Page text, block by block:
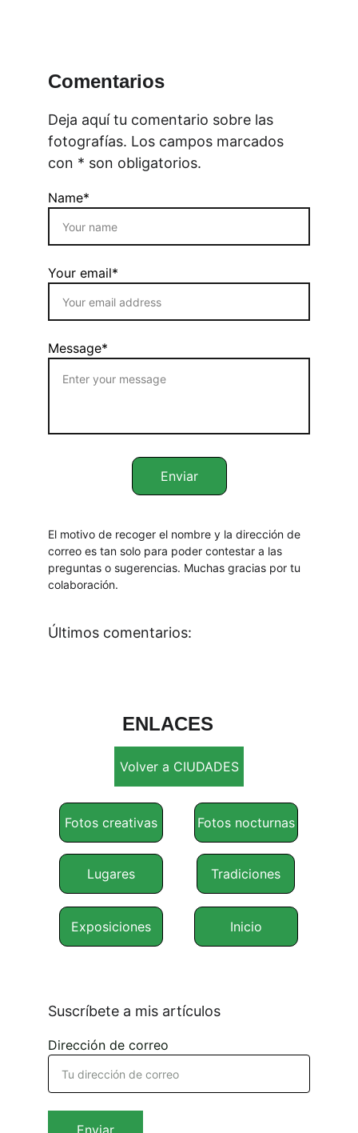
Comentarios
Deja aquí tu comentario sobre las
fotografías. Los campos marcados
con * son obligatorios.
Name*
Your email*
Message*
Enviar
Últimos comentarios:
El motivo de recoger el nombre y la dirección de
correo es tan solo para poder contestar a las
preguntas o sugerencias. Muchas gracias por tu
colaboración.
Fotos creativas Fotos nocturnas
Lugares
Exposiciones
ENLACES
Inicio
Tradiciones
Volver a CIUDADES
Dirección de correo
Enviar
Suscríbete a mis artículos